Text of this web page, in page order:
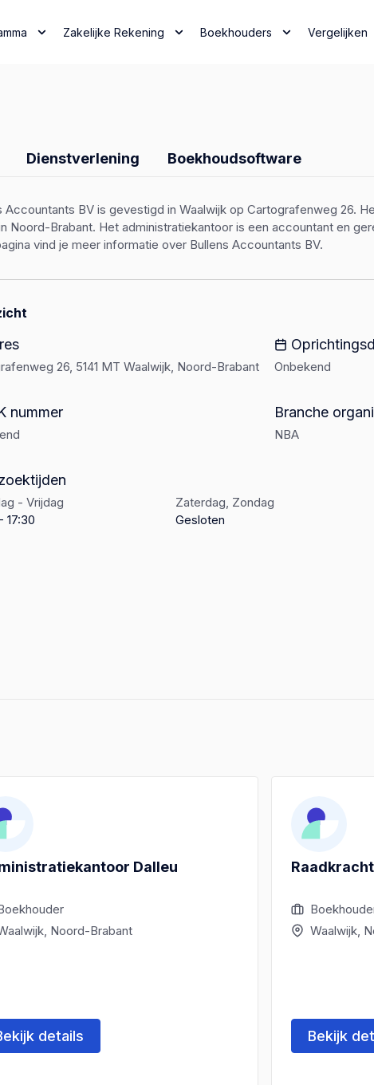
Zakelijke Rekening Boekhouders Vergelijken
Dienstverlening Boekhoudsoftware
Accountants BV is gevestigd in Waalwijk op Cartografenweg 26.
Noord-Brabant. Het administratiekantoor is een accountant en
vind je meer informatie over Bullens Accountants BV.
26, 5141 MT Waalwijk, Noord-Brabant Onbekend
nummer Branche
NBA
- Vrijdag
17:30
Zaterdag, Zondag
Gesloten
Dalleu
Noord-Brabant
details
Waalwijk,
Bekijk